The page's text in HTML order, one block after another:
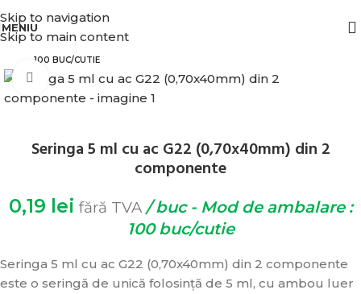
Skip to navigation
Skip to main content
MENIU
100 BUC/CUTIE
Click pentru zoom
Seringa 5 ml cu ac G22 (0,70x40mm) din 2
componente
0,19 lei fără TVA/ buc - Mod de ambalare :
100 buc/cutie
Seringa 5 ml cu ac G22 (0,70x40mm) din 2 componente
este o seringă de unică folosință de 5 ml, cu ambou luer